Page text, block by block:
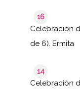
16
Celebración de San Juan de Arriaga, 1985 (3
de 6). Ermita
14
Celebración de San Juan de Arriaga, 1985 (4